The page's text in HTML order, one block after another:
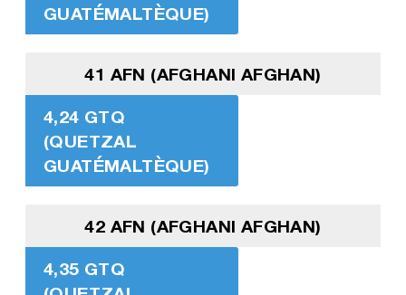
GUATÉMALTÈQUE)
41 AFN (AFGHANI AFGHAN)
4,24 GTQ
(QUETZAL
GUATÉMALTÈQUE)
42 AFN (AFGHANI AFGHAN)
4,35 GTQ